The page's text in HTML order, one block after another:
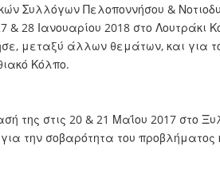
Συλλόγων Πελοποννήσου &
28 Ιανουαρίου 2018 στο Λουτράκι
μεταξύ άλλων θεμάτων, και για
Κόλπο.
της στις 20 & 21 Μαΐου 2017 στο
την σοβαρότητα του προβλήματος